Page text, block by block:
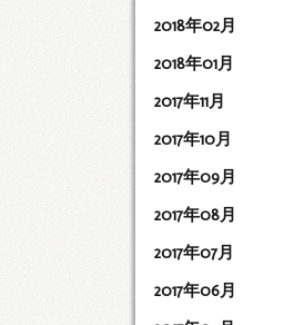
2018年02月
2018年01月
2017年11月
2017年10月
2017年09月
2017年08月
2017年07月
2017年06月